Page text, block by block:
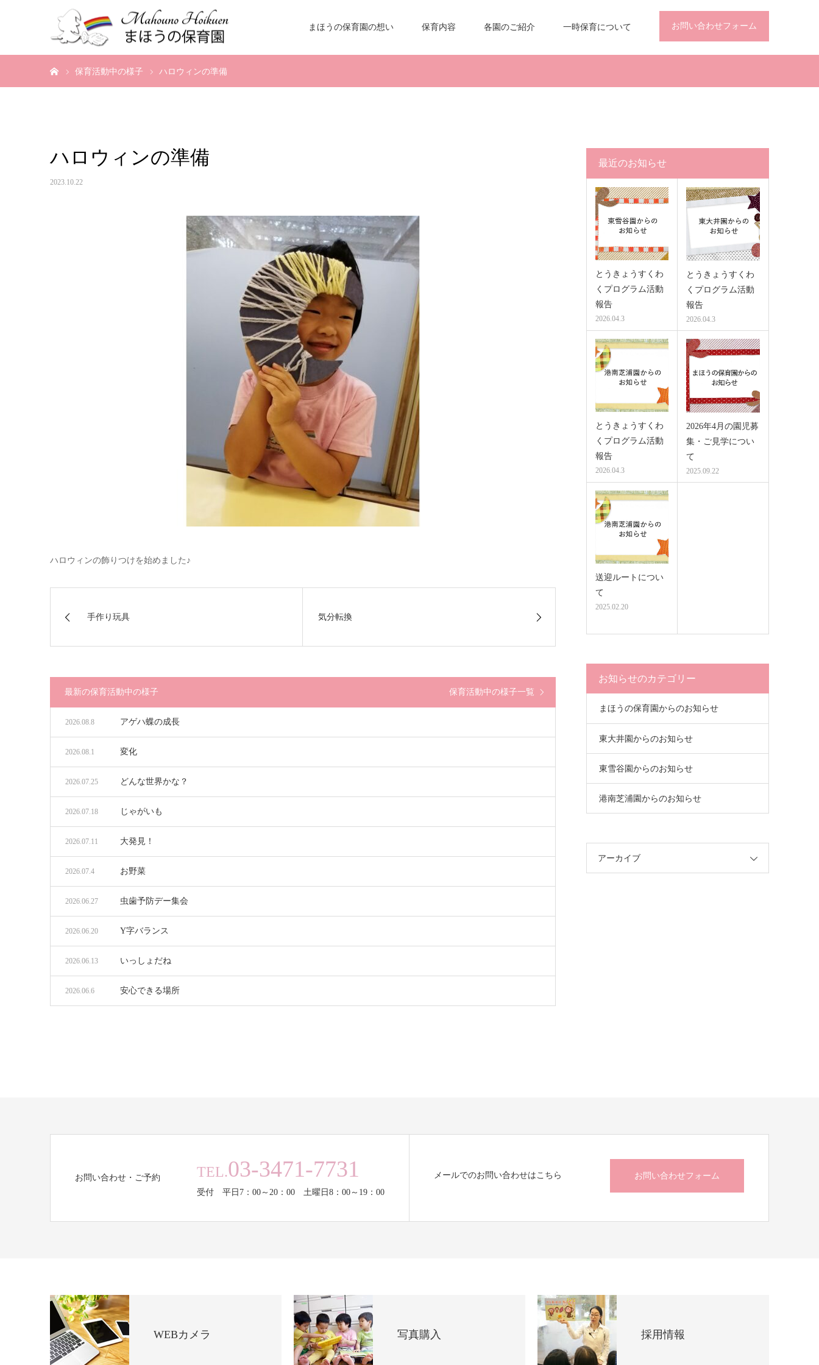
お問い合わせフォーム
まほうの保育園の想い 保育内容 各園のご紹介 一時保育について
保育活動中の様子 ハロウィンの準備
ハロウィンの準備
2023.10.22
ハロウィンの飾りつけを始めました♪
手作り玩具 気分転換
最新の保育活動中の様子 保育活動中の様子一覧
アゲハ蝶の成長
2026.08.8
変化
2026.08.1
どんな世界かな？
2026.07.25
じゃがいも
2026.07.18
大発見！
2026.07.11
お野菜
2026.07.4
虫歯予防デー集会
2026.06.27
Y字バランス
2026.06.20
いっしょだね
2026.06.13
安心できる場所
2026.06.6
最近のお知らせ
とうきょうすくわ
くプログラム活動
報告
2026.04.3
とうきょうすくわ
くプログラム活動
報告
2026.04.3
とうきょうすくわ
くプログラム活動
報告
2026.04.3
2026年4月の園児募
集・ご見学につい
て
2025.09.22
送迎ルートについ
て
2025.02.20
お知らせのカテゴリー
まほうの保育園からのお知らせ
東大井園からのお知らせ
東雪谷園からのお知らせ
港南芝浦園からのお知らせ
アーカイブ
お問い合わせ・ご予約 TEL.03-3471-7731
受付 平日7：00～20：00 土曜日8：00～19：00
メールでのお問い合わせはこちら お問い合わせフォーム
WEBカメラ 写真購入 採用情報